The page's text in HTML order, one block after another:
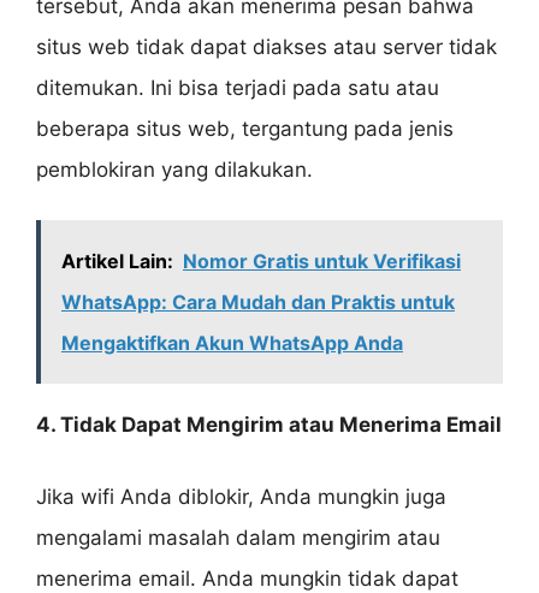
tersebut, Anda akan menerima pesan bahwa
situs web tidak dapat diakses atau server tidak
ditemukan. Ini bisa terjadi pada satu atau
beberapa situs web, tergantung pada jenis
pemblokiran yang dilakukan.
Artikel Lain: Nomor Gratis untuk Verifikasi
WhatsApp: Cara Mudah dan Praktis untuk
Mengaktifkan Akun WhatsApp Anda
4. Tidak Dapat Mengirim atau Menerima Email
Jika wifi Anda diblokir, Anda mungkin juga
mengalami masalah dalam mengirim atau
menerima email. Anda mungkin tidak dapat